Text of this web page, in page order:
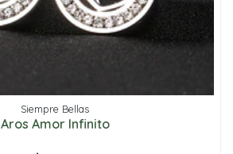
Siempre Bellas
Aros Amor Infinito